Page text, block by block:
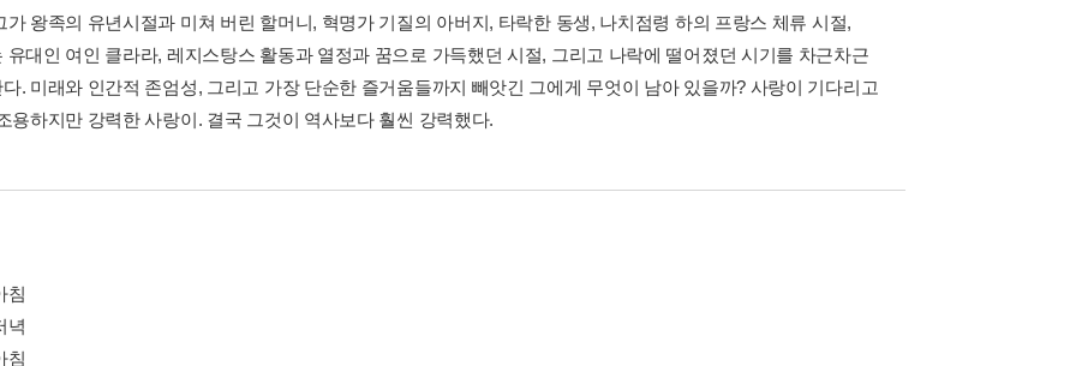
가 왕족의 유년시절과 미쳐 버린 할머니, 혁명가 기질의 아버지, 타락한 동생, 나치점령 하의 프랑스 체류 시절,
유대인 여인 클라라, 레지스탕스 활동과 열정과 꿈으로 가득했던 시절, 그리고 나락에 떨어졌던 시기를 차근차근
. 미래와 인간적 존엄성, 그리고 가장 단순한 즐거움들까지 빼앗긴 그에게 무엇이 남아 있을까? 사랑이 기다리고
용하지만 강력한 사랑이. 결국 그것이 역사보다 훨씬 강력했다.
침
녁
침